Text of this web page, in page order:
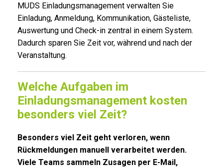
MUDS Einladungsmanagement verwalten Sie
Einladung, Anmeldung, Kommunikation, Gästeliste,
Auswertung und Check-in zentral in einem System.
Dadurch sparen Sie Zeit vor, während und nach der
Veranstaltung.
Welche Aufgaben im
Einladungsmanagement kosten
besonders viel Zeit?
Besonders viel Zeit geht verloren, wenn
Rückmeldungen manuell verarbeitet werden.
Viele Teams sammeln Zusagen per E-Mail,